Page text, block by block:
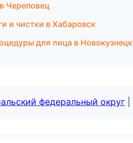
Череповец
и чистки в Хабаровск
для лица в Новокузнецк
федеральный округ